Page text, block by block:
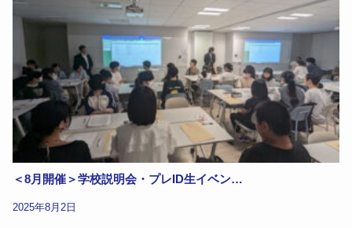
＜8月開催＞学校説明会・プレID生イベン…
2025年8月2日